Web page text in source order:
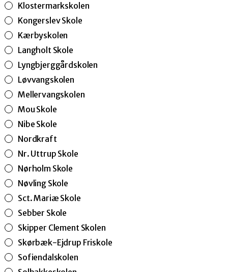
Klostermarkskolen
Kongerslev Skole
Kærbyskolen
Langholt Skole
Lyngbjerggårdskolen
Løvvangskolen
Mellervangskolen
Mou Skole
Nibe Skole
Nordkraft
Nr. Uttrup Skole
Nørholm Skole
Nøvling Skole
Sct. Mariæ Skole
Sebber Skole
Skipper Clement Skolen
Skørbæk-Ejdrup Friskole
Sofiendalskolen